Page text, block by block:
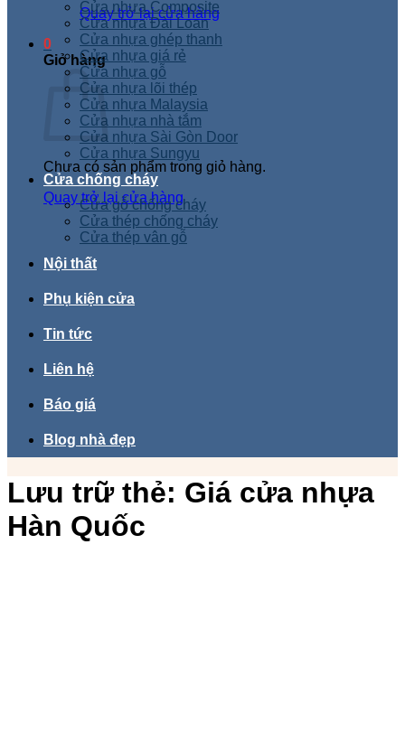
Quay trở lại cửa hàng
0
Giỏ hàng
Chưa có sản phẩm trong giỏ hàng.
Quay trở lại cửa hàng
Cửa nhựa Composite
Cửa nhựa Đài Loan
Cửa nhựa ghép thanh
Cửa nhựa giá rẻ
Cửa nhựa gỗ
Cửa nhựa lõi thép
Cửa nhựa Malaysia
Cửa nhựa nhà tắm
Cửa nhựa Sài Gòn Door
Cửa nhựa Sungyu
Cửa chống cháy
Cửa gỗ chống cháy
Cửa thép chống cháy
Cửa thép vân gỗ
Nội thất
Phụ kiện cửa
Tin tức
Liên hệ
Báo giá
Blog nhà đẹp
Lưu trữ thẻ: Giá cửa nhựa
Hàn Quốc